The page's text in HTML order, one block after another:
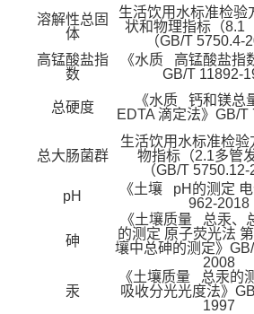
溶解性总固
体
生活饮用水标准检验
状和物理指标（8.1
（GB/T 5750.4-
高锰酸盐指
数
《水质 高锰酸盐指
GB/T 11892-
总硬度
《水质 钙和镁总
EDTA 滴定法》GB/T
总大肠菌群
生活饮用水标准检
物指标（2.1多管
（GB/T
pH
《土壤 pH的测定
962-2018
砷
《土壤质量 总汞、
的测定 原子荧光法
壤中总砷的测定》
2008
汞
《土壤质量 总汞的
吸收分光光度法》
1997